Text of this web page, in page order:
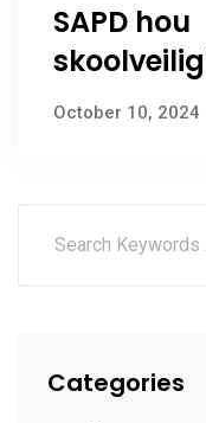
SAPD hou
October 10, 2024
Categories